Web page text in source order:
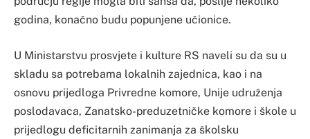
godina, konačno budu popunjene učionice.
U Ministarstvu prosvjete i kulture RS naveli su da su u
skladu sa potrebama lokalnih zajednica, kao i na
osnovu prijedloga Privredne komore, Unije udruženja
poslodavaca, Zanatsko-preduzetničke komore i škole u
prijedlogu deficitarnih zanimanja za školsku